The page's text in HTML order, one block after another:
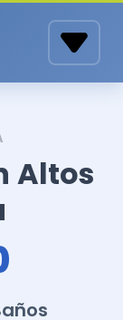
Altos